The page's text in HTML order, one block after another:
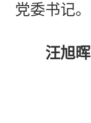
党委书记。
汪旭晖